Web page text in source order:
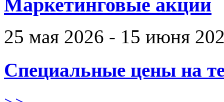
Маркетинговые акции
25 мая 2026 - 15 июня
Специальные цены на